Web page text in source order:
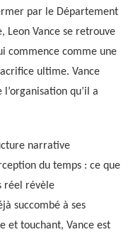
par le Département
Leon Vance se retrouve
commence comme une
ultime. Vance
qu’il a
narrative
du temps : ce que
réel révèle
succombé à ses
et touchant, Vance est